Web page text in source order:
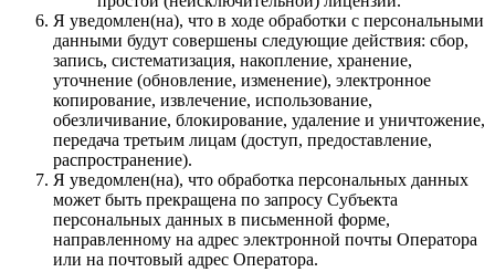
Я уведомлен(на), что в ходе обработки с персональными
данными будут совершены следующие действия: сбор,
запись, систематизация, накопление, хранение,
уточнение (обновление, изменение), электронное
копирование, извлечение, использование,
обезличивание, блокирование, удаление и уничтожение,
передача третьим лицам (доступ, предоставление,
распространение).
Я уведомлен(на), что обработка персональных данных
может быть прекращена по запросу Субъекта
персональных данных в письменной форме,
направленному на адрес электронной почты Оператора
или на почтовый адрес Оператора.